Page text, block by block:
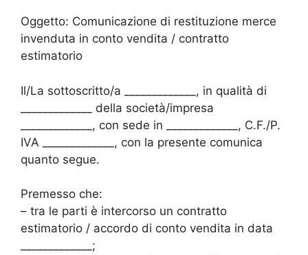
Oggetto: Comunicazione di restituzione merce
invenduta in conto vendita / contratto
estimatorio
Il/La sottoscritto/a _____________, in qualità di
_____________ della società/impresa
_____________, con sede in _____________, C.F./P.
IVA _____________, con la presente comunica
quanto segue.
Premesso che:
– tra le parti è intercorso un contratto
estimatorio / accordo di conto vendita in data
_____________;